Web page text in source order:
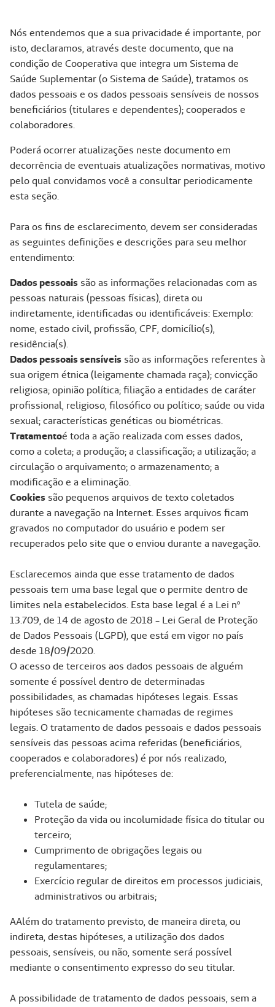
Nós entendemos que a sua privacidade é importante, por
isto, declaramos, através deste documento, que na
condição de Cooperativa que integra um Sistema de
Saúde Suplementar (o Sistema de Saúde), tratamos os
dados pessoais e os dados pessoais sensíveis de nossos
beneficiários (titulares e dependentes); cooperados e
colaboradores.
Poderá ocorrer atualizações neste documento em
decorrência de eventuais atualizações normativas, motivo
pelo qual convidamos você a consultar periodicamente
esta seção.
Para os fins de esclarecimento, devem ser consideradas
as seguintes definições e descrições para seu melhor
entendimento:
Dados pessoais são as informações relacionadas com as
pessoas naturais (pessoas físicas), direta ou
indiretamente, identificadas ou identificáveis: Exemplo:
nome, estado civil, profissão, CPF, domicílio(s),
residência(s).
Dados pessoais sensíveis são as informações referentes à
sua origem étnica (leigamente chamada raça); convicção
religiosa; opinião política; filiação a entidades de caráter
profissional, religioso, filosófico ou político; saúde ou vida
sexual; características genéticas ou biométricas.
Tratamentoé toda a ação realizada com esses dados,
como a coleta; a produção; a classificação; a utilização; a
circulação o arquivamento; o armazenamento; a
modificação e a eliminação.
Cookies são pequenos arquivos de texto coletados
durante a navegação na Internet. Esses arquivos ficam
gravados no computador do usuário e podem ser
recuperados pelo site que o enviou durante a navegação.
Esclarecemos ainda que esse tratamento de dados
pessoais tem uma base legal que o permite dentro de
limites nela estabelecidos. Esta base legal é a Lei nº
13.709, de 14 de agosto de 2018 - Lei Geral de Proteção
de Dados Pessoais (LGPD), que está em vigor no país
desde 18/09/2020.
O acesso de terceiros aos dados pessoais de alguém
somente é possível dentro de determinadas
possibilidades, as chamadas hipóteses legais. Essas
hipóteses são tecnicamente chamadas de regimes
legais. O tratamento de dados pessoais e dados pessoais
sensíveis das pessoas acima referidas (beneficiários,
cooperados e colaboradores) é por nós realizado,
preferencialmente, nas hipóteses de:
Tutela de saúde;
Proteção da vida ou incolumidade física do titular ou
terceiro;
Cumprimento de obrigações legais ou
regulamentares;
Exercício regular de direitos em processos judiciais,
administrativos ou arbitrais;
AAlém do tratamento previsto, de maneira direta, ou
indireta, destas hipóteses, a utilização dos dados
pessoais, sensíveis, ou não, somente será possível
mediante o consentimento expresso do seu titular.
A possibilidade de tratamento de dados pessoais, sem a